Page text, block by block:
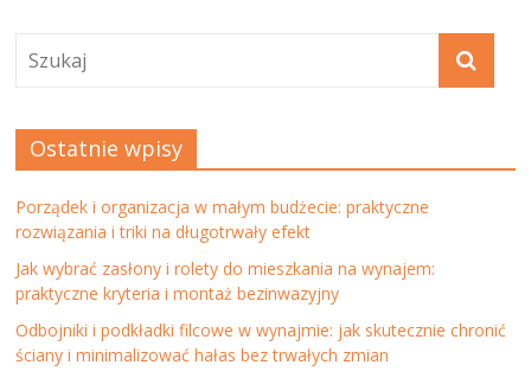
Ostatnie wpisy
Porządek i organizacja w małym budżecie: praktyczne
rozwiązania i triki na długotrwały efekt
Jak wybrać zasłony i rolety do mieszkania na wynajem:
praktyczne kryteria i montaż bezinwazyjny
Odbojniki i podkładki filcowe w wynajmie: jak skutecznie chronić
ściany i minimalizować hałas bez trwałych zmian